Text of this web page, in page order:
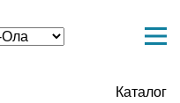
Каталог